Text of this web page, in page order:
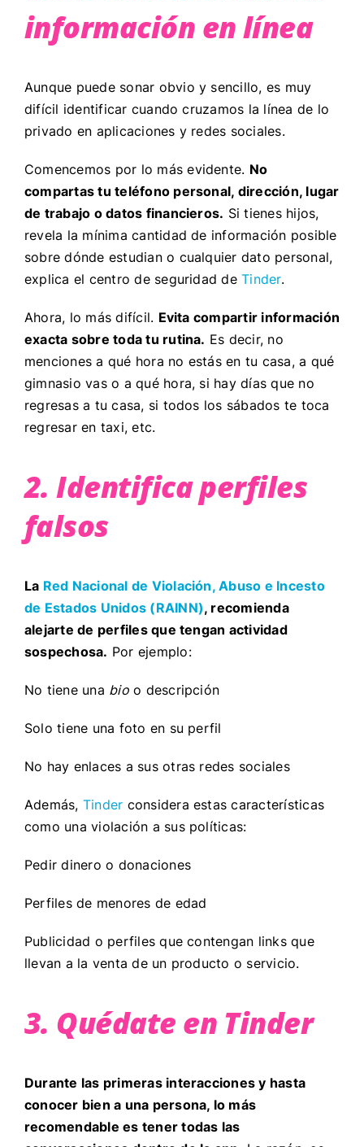
información en línea
Aunque puede sonar obvio y sencillo, es muy
difícil identificar cuando cruzamos la línea de lo
privado en aplicaciones y redes sociales.
Comencemos por lo más evidente. No
compartas tu teléfono personal, dirección, lugar
de trabajo o datos financieros. Si tienes hijos,
revela la mínima cantidad de información posible
sobre dónde estudian o cualquier dato personal,
explica el centro de seguridad deTinder.
Ahora, lo más difícil. Evita compartir información
exacta sobre toda tu rutina. Es decir, no
menciones a qué hora no estás en tu casa, a qué
gimnasio vas o a qué hora, si hay días que no
regresas a tu casa, si todos los sábados te toca
regresar en taxi, etc.
2. Identifica perfiles
falsos
La Red Nacional de Violación, Abuso e Incesto
de Estados Unidos (RAINN), recomienda
alejarte de perfiles que tengan actividad
sospechosa. Por ejemplo:
No tiene una bioo descripción
Solo tiene una foto en su perfil
No hay enlaces a sus otras redes sociales
Además, Tinder considera estas características
como una violación a sus políticas:
Pedir dinero o donaciones
Perfiles de menores de edad
Publicidad o perfiles que contengan links que
llevan a la venta de un producto o servicio.
3. Quédate en Tinder
Durante las primeras interacciones y hasta
conocer bien a una persona, lo más
recomendable es tener todas las